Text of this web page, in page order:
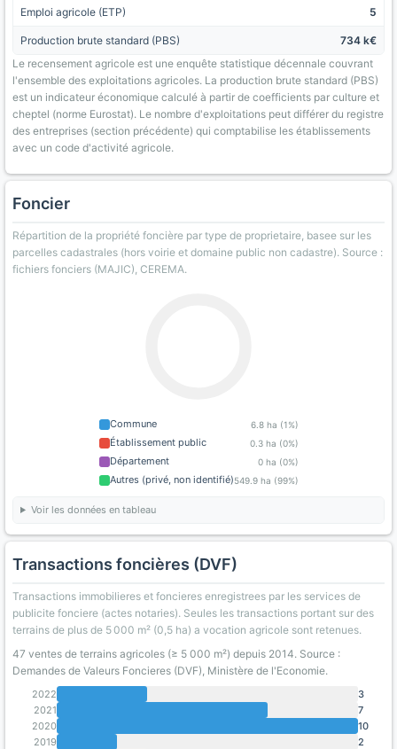
Emploi agricole (ETP) 5
Production brute standard (PBS)
734 k€
Le recensement agricole est une enquête statistique décennale couvrant
l'ensemble des exploitations agricoles. La production brute standard (PBS)
est un indicateur économique calculé à partir de coefficients par culture et
cheptel (norme Eurostat). Le nombre d'exploitations peut différer du registre
des entreprises (section précédente) qui comptabilise les établissements
avec un code d'activité agricole.
Foncier
Répartition de la propriété foncière par type de proprietaire, basee sur les
parcelles cadastrales (hors voirie et domaine public non cadastre). Source :
fichiers fonciers (MAJIC), CEREMA.
Commune 6.8 ha (1%)
Établissement public 0.3 ha (0%)
Département 0 ha (0%)
Autres (privé, non identifié)549.9 ha (99%)
Voir les données en tableau
Transactions foncières (DVF)
Transactions immobilieres et foncieres enregistrees par les services de
publicite fonciere (actes notaries). Seules les transactions portant sur des
terrains de plus de 5 000 m² (0,5 ha) a vocation agricole sont retenues.
47 ventes de terrains agricoles (≥ 5 000 m²) depuis 2014. Source :
Demandes de Valeurs Foncieres (DVF), Ministère de l'Economie.
2022
3
2021
7
2020
10
2019
2